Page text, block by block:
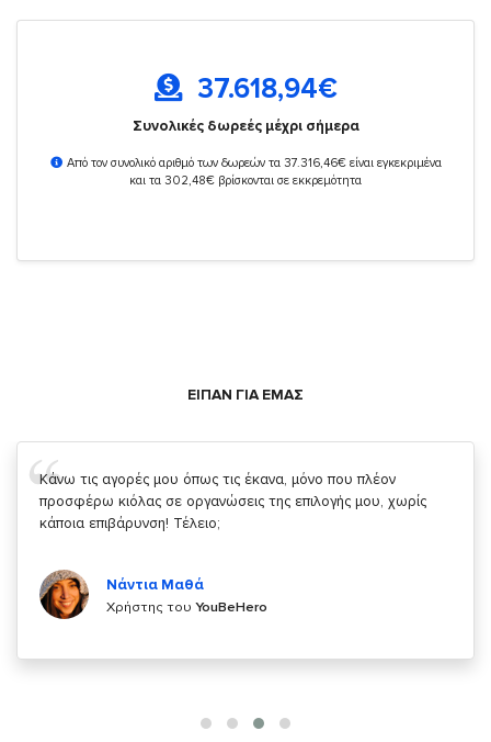
37.618,94€
Συνολικές δωρεές μέχρι σήμερα
Από τον συνολικό αριθμό των δωρεών τα 37.316,46€ είναι εγκεκριμένα
και τα 302,48€ βρίσκονται σε εκκρεμότητα
ΕΙΠΑΝ ΓΙΑ ΕΜΑΣ
Σας ευχαριστώ που μας δίνετε την δυνατότητα να κάνουμε
κάτι!
Χρήστης τουYouBeHero